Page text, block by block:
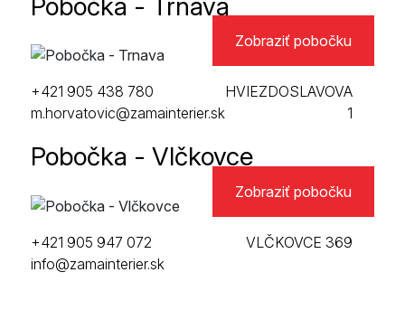
Zobraziť pobočku
+421 905 438 780
m.horvatovic@zamainterier.sk
HVIEZDOSLAVOVA
1
Pobočka - Vlčkovce
Zobraziť pobočku
+421 905 947 072
info@zamainterier.sk
VLČKOVCE 369